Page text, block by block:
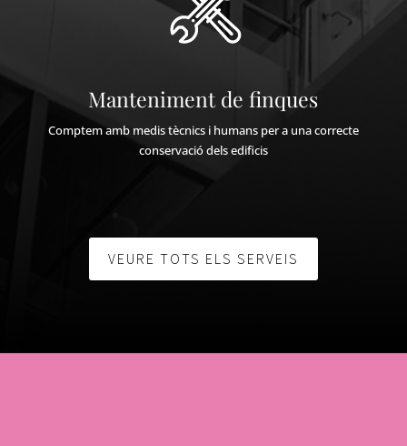
Manteniment de finques
Comptem amb medis tècnics i humans per a una correcte
conservació dels edificis
VEURE TOTS ELS SERVEIS